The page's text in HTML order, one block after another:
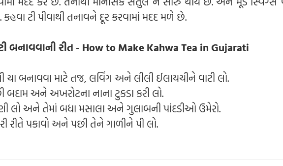
ટી પીવાથી તનાવને દૂર કરવામાં મદદ મળે છે.
બનાવવાની રીત - How to Make Kahwa Tea in Gujarati
ચા બનાવવા માટે તજ, લવિંગ અને લીલી ઈલાયચીને વાટી લો.
અને અખરોટના નાના ટુકડા કરી લો.
લો અને તેમાં બધા મસાલા અને ગુલાબની પાંદડીઓ ઉમેરો.
રીતે પકાવો અને પછી તેને ગાળીને પી લો.